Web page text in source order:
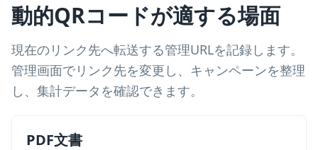
動的QRコードが適する場面
現在のリンク先へ転送する管理URLを記録します。
管理画面でリンク先を変更し、キャンペーンを整理
し、集計データを確認できます。
PDF文書